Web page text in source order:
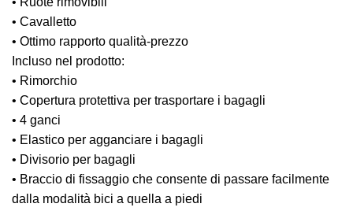
• Cavalletto
• Ottimo rapporto qualità-prezzo
Incluso nel prodotto:
• Rimorchio
• Copertura protettiva per trasportare i bagagli
• 4 ganci
• Elastico per agganciare i bagagli
• Divisorio per bagagli
• Braccio di fissaggio che consente di passare facilmente
dalla modalità bici a quella a piedi